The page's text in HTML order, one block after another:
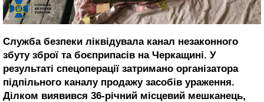
Служба безпеки ліквідувала канал незаконного
збуту зброї та боєприпасів на Черкащині. У
результаті спецоперації затримано організатора
підпільного каналу продажу засобів ураження.
Ділком виявився 36-річний місцевий мешканець,